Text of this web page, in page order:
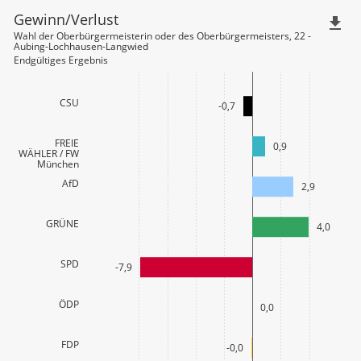
CSU
FREIE
WÄHLER / FW
München
AfD
GRÜNE
SPD
ÖDP
FDP
-0,7
0,9
2,9
4,0
-7,9
0,0
-0,0
Gewinn/Verlust
Wahl der Oberbürgermeisterin oder des Oberbürgermeisters, 22 -
Aubing-Lochhausen-Langwied
Endgültiges Ergebnis
file_download